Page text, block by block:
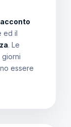
acconto
ed il
. Le
essere